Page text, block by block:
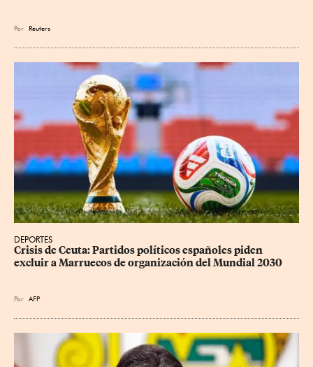
Por Reuters
DEPORTES
Crisis de Ceuta: Partidos políticos españoles piden
excluir a Marruecos de organización del Mundial 2030
Por AFP